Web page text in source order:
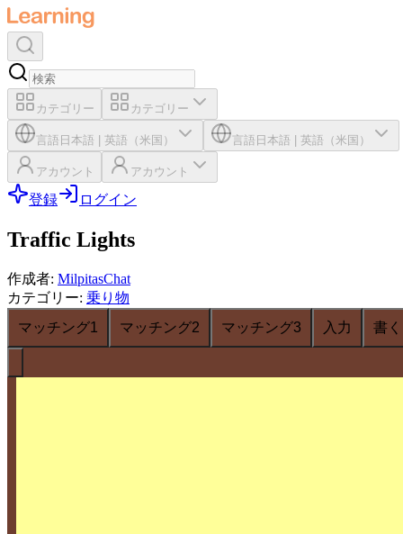
カテゴリー カテゴリー
言語 日本語 英語（米国） 言語 日本語 英語（米国）
アカウント アカウント
登録 ログイン
Traffic Lights
作成者: MilpitasChat
カテゴリー: 乗り物
マッチング1
マッチング2 マッチング3 入力 書く